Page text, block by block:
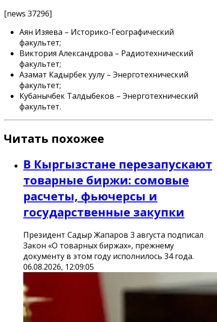
[news 37296]
Аян Изяева – Историко-Географический
факультет;
Виктория Александрова – Радиотехнический
факультет;
Азамат Кадырбек уулу – Энерготехнический
факультет;
Кубанычбек Талдыбеков – Энерготехнический
факультет.
Читать похожее
В Кыргызстане перезапускают
товарные биржи: сомовые
расчеты, фьючерсы и
государственные закупки
Президент Садыр Жапаров 3 августа подписал
Закон «О товарных биржах», прежнему
документу в этом году исполнилось 34 года.
06.08.2026, 12:09:05